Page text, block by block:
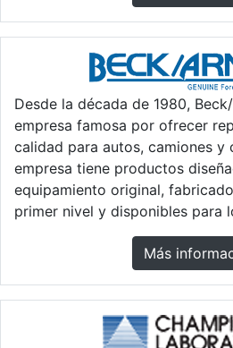
Desde la década de 1980,
empresa famosa por ofrecer
calidad para autos, camiones y
empresa tiene productos
equipamiento original,
primer nivel y disponibles para
Más